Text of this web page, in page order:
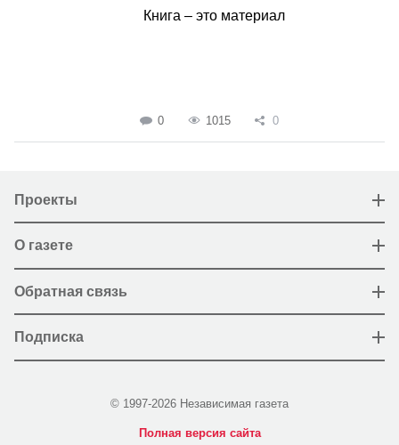
Книга – это материал
0 1015 0
Проекты
О газете
Обратная связь
Подписка
© 1997-2026 Независимая газета
Полная версия сайта